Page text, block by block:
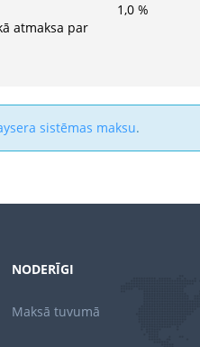
atmaksa par
1,0 %
sistēmas maksu.
NODERĪGI
Maksā tuvumā